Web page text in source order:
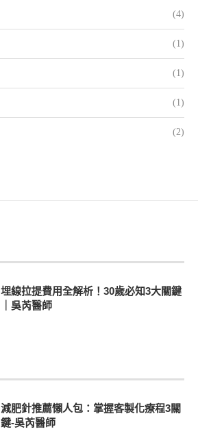
(4)
(1)
(1)
(1)
(2)
埋線拉提費用全解析！30歲必知3大關鍵
｜吳芮醫師
減肥針推薦懶人包：掌握客製化療程3關
鍵-吳芮醫師